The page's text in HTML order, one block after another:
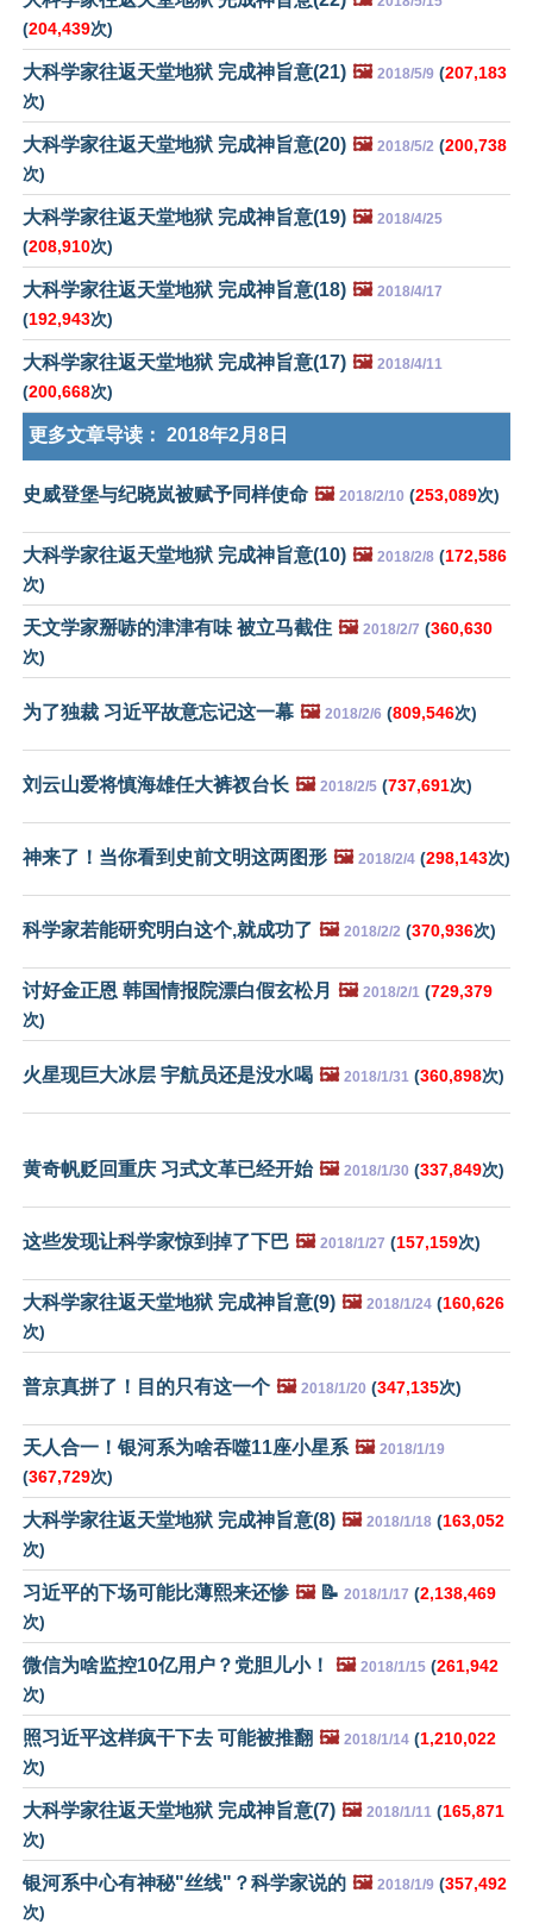
(204,439次)
大科学家往返天堂地狱 完成神旨意(21) 🖼️ 2018/5/9 (207,183
次)
大科学家往返天堂地狱 完成神旨意(20) 🖼️ 2018/5/2 (200,738
次)
大科学家往返天堂地狱 完成神旨意(19) 🖼️ 2018/4/25
(208,910次)
大科学家往返天堂地狱 完成神旨意(18) 🖼️ 2018/4/17
(192,943次)
大科学家往返天堂地狱 完成神旨意(17) 🖼️ 2018/4/11
(200,668次)
更多文章导读： 2018年2月8日
史威登堡与纪晓岚被赋予同样使命 🖼️ 2018/2/10 (253,089次)
大科学家往返天堂地狱 完成神旨意(10) 🖼️ 2018/2/8 (172,586
次)
天文学家掰哧的津津有味 被立马截住 🖼️ 2018/2/7 (360,630
次)
为了独裁 习近平故意忘记这一幕 🖼️ 2018/2/6 (809,546次)
刘云山爱将慎海雄任大裤衩台长 🖼️ 2018/2/5 (737,691次)
神来了！当你看到史前文明这两图形 🖼️ 2018/2/4 (298,143次)
科学家若能研究明白这个,就成功了 🖼️ 2018/2/2 (370,936次)
讨好金正恩 韩国情报院漂白假玄松月 🖼️ 2018/2/1 (729,379
次)
火星现巨大冰层 宇航员还是没水喝 🖼️ 2018/1/31 (360,898次)
黄奇帆贬回重庆 习式文革已经开始 🖼️ 2018/1/30 (337,849次)
这些发现让科学家惊到掉了下巴 🖼️ 2018/1/27 (157,159次)
大科学家往返天堂地狱 完成神旨意(9) 🖼️ 2018/1/24 (160,626
次)
普京真拼了！目的只有这一个 🖼️ 2018/1/20 (347,135次)
天人合一！银河系为啥吞噬11座小星系 🖼️ 2018/1/19
(367,729次)
大科学家往返天堂地狱 完成神旨意(8) 🖼️ 2018/1/18 (163,052
次)
习近平的下场可能比薄熙来还惨 🖼️📝 2018/1/17 (2,138,469
次)
微信为啥监控10亿用户？党胆儿小！ 🖼️ 2018/1/15 (261,942
次)
照习近平这样疯干下去 可能被推翻 🖼️ 2018/1/14 (1,210,022
次)
大科学家往返天堂地狱 完成神旨意(7) 🖼️ 2018/1/11 (165,871
次)
银河系中心有神秘"丝线"？科学家说的 🖼️ 2018/1/9 (357,492
次)